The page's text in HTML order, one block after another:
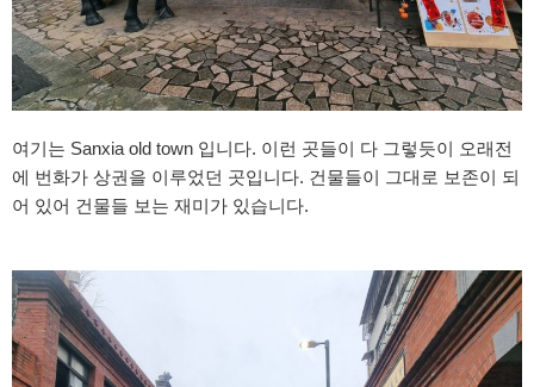
여기는 Sanxia old town 입니다. 이런 곳들이 다 그렇듯이 오래전
에 번화가 상권을 이루었던 곳입니다. 건물들이 그대로 보존이 되
어 있어 건물들 보는 재미가 있습니다.